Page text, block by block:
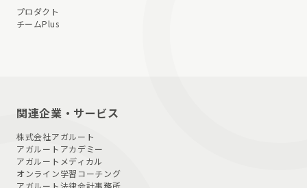
プロダクト
チームPlus
関連企業・サービス
株式会社アガルート
アガルートアカデミー
アガルートメディカル
オンライン学習コーチング
アガルート法律会計事務所